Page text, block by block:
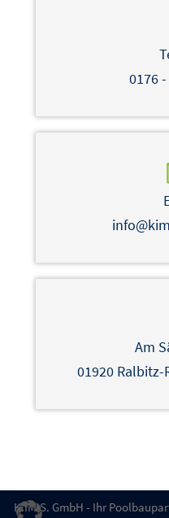
0176
Am
01920
K.IM.S. GmbH - Ihr